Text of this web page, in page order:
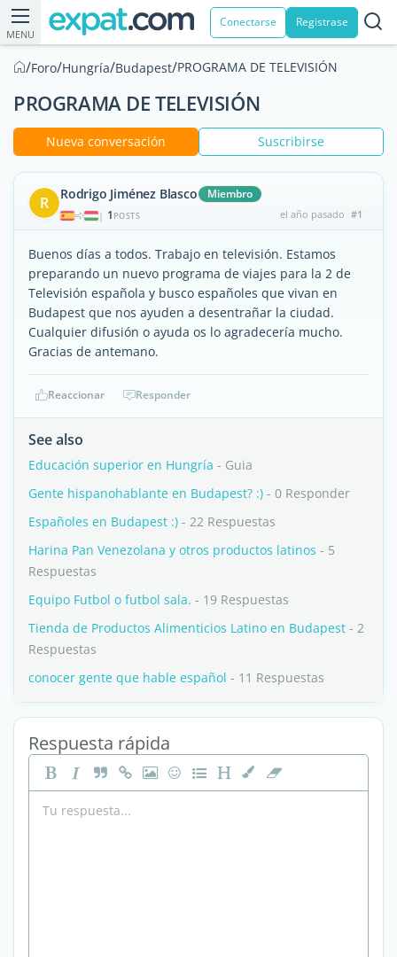
MENU
Conectarse Registrase
/Foro/Hungría/Budapest/PROGRAMA DE TELEVISIÓN
PROGRAMA DE TELEVISIÓN
Nueva conversación Suscribirse
R Rodrigo Jiménez Blasco Miembro
| 1 POSTS el año pasado #1
Buenos días a todos. Trabajo en televisión. Estamos
preparando un nuevo programa de viajes para la 2 de
Televisión española y busco españoles que vivan en
Budapest que nos ayuden a desentrañar la ciudad.
Cualquier difusión o ayuda os lo agradecería mucho.
Gracias de antemano.
Reaccionar Responder
See also
Educación superior en Hungría - Guia
Gente hispanohablante en Budapest? :) - 0 Responder
Españoles en Budapest :) - 22 Respuestas
Harina Pan Venezolana y otros productos latinos - 5
Respuestas
Equipo Futbol o futbol sala. - 19 Respuestas
Tienda de Productos Alimenticios Latino en Budapest - 2
Respuestas
conocer gente que hable español - 11 Respuestas
Respuesta rápida